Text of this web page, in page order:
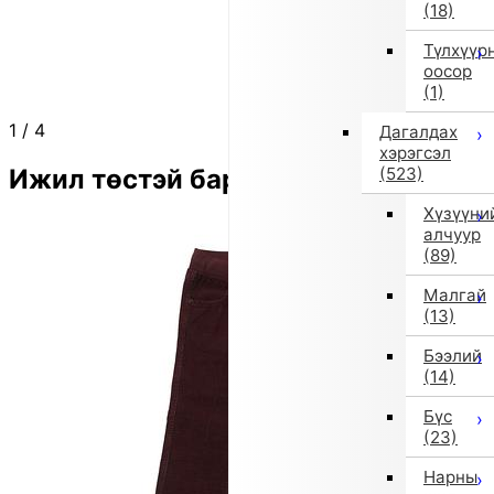
(18)
оосор
(1)
Дагалдах
хэрэгсэл
(523)
алчуур
(89)
Малгай
(13)
Бээлий
(14)
Бүс
(23)
Нарны
1 / 4
Ижил төстэй бараа